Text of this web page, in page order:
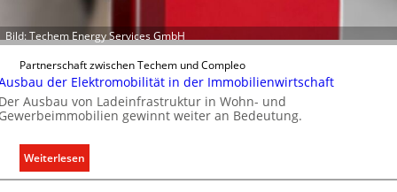
d
r
e
g
e
l
Bild: Techem Energy Services GmbH
Partnerschaft zwischen Techem und Compleo
der Elektromobilität in der Immobilienwirtschaft
Ausbau von Ladeinfrastruktur in Wohn- und
gewinnt weiter an Bedeutung.
Weiterlesen
A